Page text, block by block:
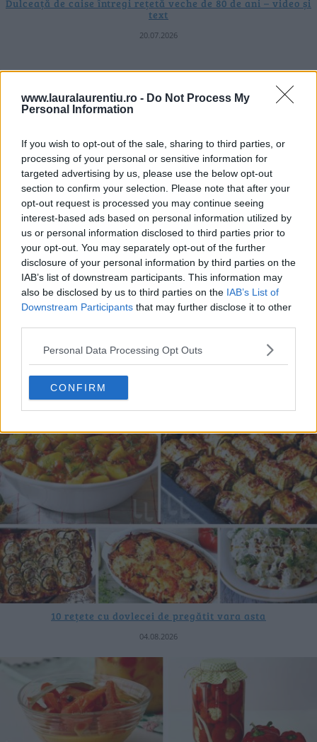
www.lauralaurentiu.ro - Do Not Process My
Personal Information
If you wish to opt-out of the sale, sharing to third parties, or
processing of your personal or sensitive information for
targeted advertising by us, please use the below opt-out
section to confirm your selection. Please note that after your
opt-out request is processed you may continue seeing
interest-based ads based on personal information utilized by
us or personal information disclosed to third parties prior to
your opt-out. You may separately opt-out of the further
disclosure of your personal information by third parties on the
IAB’s list of downstream participants. This information may
also be disclosed by us to third parties on the IAB’s List of
Downstream Participants that may further disclose it to other
Personal Data Processing Opt Outs
CONFIRM
Dulceață de caise întregi rețetă veche de 80 de ani – video și
text
20.07.2026
ULTIMELE ȘTIRI
20 de rețete de salate de vară fără prelucrare termică
10 rețete cu dovlecei de pregătit vara asta
04.08.2026